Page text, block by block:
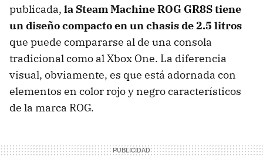
publicada, la Steam Machine ROG GR8S tiene
un diseño compacto en un chasis de 2.5 litros
que puede compararse al de una consola
tradicional como al Xbox One. La diferencia
visual, obviamente, es que está adornada con
elementos en color rojo y negro característicos
de la marca ROG.